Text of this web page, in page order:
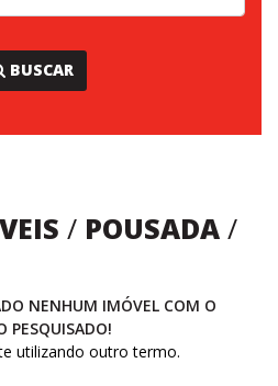
BUSCAR
/ POUSADA /
NENHUM IMÓVEL COM O
PESQUISADO!
utilizando outro termo.